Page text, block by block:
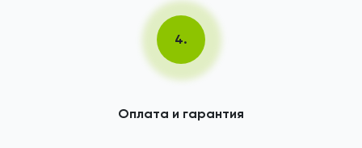
4.
Оплата и гарантия